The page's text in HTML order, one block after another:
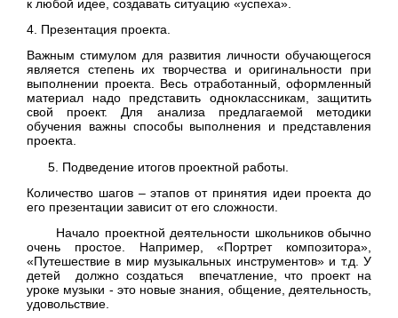
к любой идее, создавать ситуацию «успеха».
4. Презентация проекта.
Важным стимулом для развития личности обучающегося
является степень их творчества и оригинальности при
выполнении проекта. Весь отработанный, оформленный
материал надо представить одноклассникам, защитить
свой проект. Для анализа предлагаемой методики
обучения важны способы выполнения и представления
проекта.
5. Подведение итогов проектной работы.
Количество шагов – этапов от принятия идеи проекта до
его презентации зависит от его сложности.
Начало проектной деятельности школьников обычно
очень простое. Например, «Портрет композитора»,
«Путешествие в мир музыкальных инструментов» и т.д. У
детей должно создаться впечатление, что проект на
уроке музыки - это новые знания, общение, деятельность,
удовольствие.